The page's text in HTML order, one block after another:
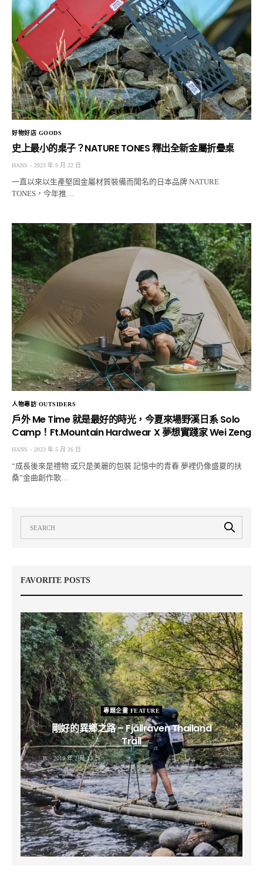
好物好店 GOODS
史上最小的桌子？NATURE TONES 釋出全新金屬折疊桌
HANS 2023 年 9 月 22 日
一直以來以生產堅固金屬材質裝備而聞名的日本品牌 NATURE
TONES，今年推…
人物專訪 OUTSIDERS
戶外 Me Time 就是最好的時光，今夏來場野溪日系 Solo
Camp！Ft.Mountain Hardwear X 夢想實踐家 Wei Zeng
HANS 2023 年 5 月 26 日
“成長後來是禮物 或只是美麗的包裝 記憶中的青春 夢裡仍像盛夏的扶
桑”金曲創作歌…
FAVORITE POSTS
專題企畫 FEATURE
剛好的異鄉之路 – Fjällräven Thailand
Trail
B 2019 年 2 月 12 日